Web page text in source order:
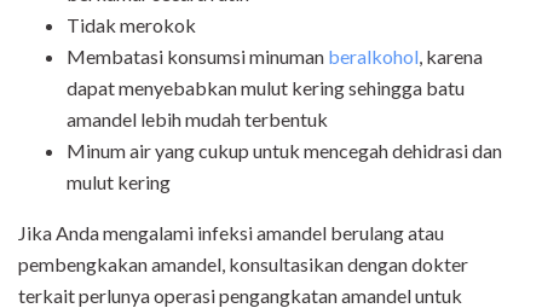
Tidak merokok
Membatasi konsumsi minuman beralkohol, karena
dapat menyebabkan mulut kering sehingga batu
amandel lebih mudah terbentuk
Minum air yang cukup untuk mencegah dehidrasi dan
mulut kering
Jika Anda mengalami infeksi amandel berulang atau
pembengkakan amandel, konsultasikan dengan dokter
terkait perlunya operasi pengangkatan amandel untuk